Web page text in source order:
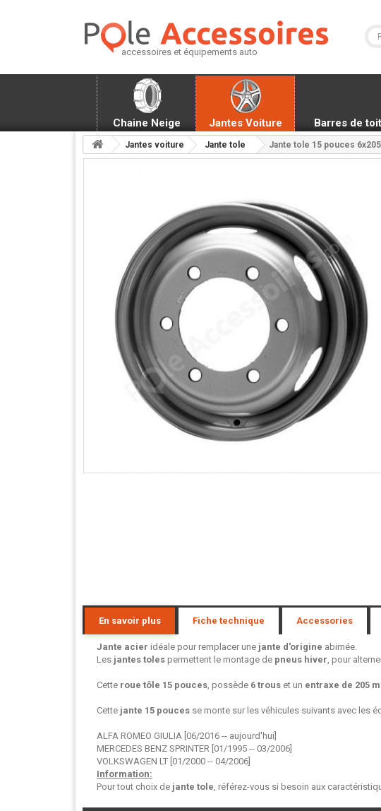
accessoires et équipements auto
Chaine Neige Jantes Voiture Barres de
Jantes voiture Jante tole Jante tole 15 pouces 6x205
En savoir plus Fiche technique Accessories
Jante acier idéale pour remplacer une jante d'origine abimée.
Les jantes toles permettent le montage de pneus hiver , pour
Cette roue tôle 15 pouces , possède 6 trous et un entraxe de 205
Cette jante 15 pouces se monte sur les véhicules suivants avec les
ALFA ROMEO GIULIA [06/2016 -- aujourd'hui]
MERCEDES BENZ SPRINTER [01/1995 -- 03/2006]
VOLKSWAGEN LT [01/2000 -- 04/2006]
Information:
Pour tout choix de jante tole , référez-vous si besoin aux